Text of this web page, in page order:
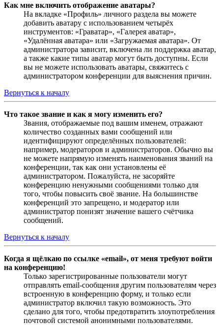
Как мне включить отображение аватары?
На вкладке «Профиль» личного раздела вы можете
добавить аватару с использованием четырёх
инструментов: «Граватар», «Галерея аватар»,
«Удалённая аватара» или «Загружаемая аватара». От
администратора зависит, включена ли поддержка аватар,
а также какие типы аватар могут быть доступны. Если
вы не можете использовать аватары, свяжитесь с
администратором конференции для выяснения причин.
Вернуться к началу
Что такое звание и как я могу изменить его?
Звания, отображаемые под вашим именем, отражают
количество созданных вами сообщений или
идентифицируют определённых пользователей:
например, модераторов и администраторов. Обычно вы
не можете напрямую изменять наименования званий на
конференции, так как они установлены её
администратором. Пожалуйста, не засоряйте
конференцию ненужными сообщениями только для
того, чтобы повысить своё звание. На большинстве
конференций это запрещено, и модератор или
администратор понизят значение вашего счётчика
сообщений.
Вернуться к началу
Когда я щёлкаю по ссылке «email», от меня требуют войти
на конференцию!
Только зарегистрированные пользователи могут
отправлять email-сообщения другим пользователям через
встроенную в конференцию форму, и только если
администратор включил такую возможность. Это
сделано для того, чтобы предотвратить злоупотребления
почтовой системой анонимными пользователями.